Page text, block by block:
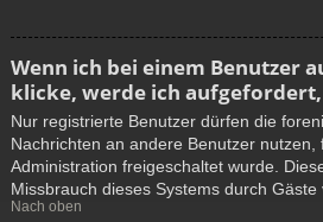
Wenn ich bei einem Benutzer
klicke, werde ich
Nur registrierte Benutzer dürfen die
Nachrichten an andere Benutzer nutzen,
Administration freigeschaltet wurde.
Missbrauch dieses Systems durch Gäste
Nach oben